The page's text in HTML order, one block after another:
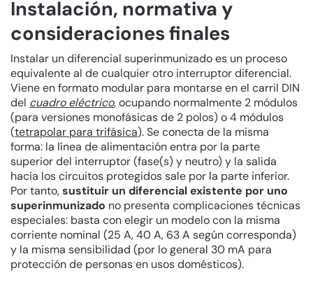
Instalación, normativa y
consideraciones finales
Instalar un diferencial superinmunizado es un proceso
equivalente al de cualquier otro interruptor diferencial.
Viene en formato modular para montarse en el carril DIN
del cuadro eléctrico, ocupando normalmente 2 módulos
(para versiones monofásicas de 2 polos) o 4 módulos
(tetrapolar para trifásica). Se conecta de la misma
forma: la línea de alimentación entra por la parte
superior del interruptor (fase(s) y neutro) y la salida
hacia los circuitos protegidos sale por la parte inferior.
Por tanto,sustituir un diferencial existente por uno
superinmunizado no presenta complicaciones técnicas
especiales: basta con elegir un modelo con la misma
corriente nominal (25 A, 40 A, 63 A según corresponda)
y la misma sensibilidad (por lo general 30 mA para
protección de personas en usos domésticos).